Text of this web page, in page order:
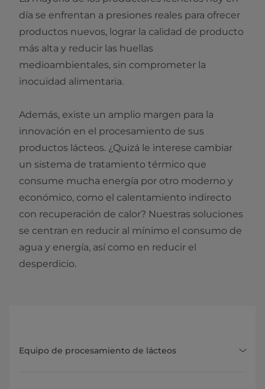
día se enfrentan a presiones reales para ofrecer
productos nuevos, lograr la calidad de producto
más alta y reducir las huellas
medioambientales, sin comprometer la
inocuidad alimentaria.
Además, existe un amplio margen para la
innovación en el procesamiento de sus
productos lácteos. ¿Quizá le interese cambiar
un sistema de tratamiento térmico que
consume mucha energía por otro moderno y
económico, como el calentamiento indirecto
con recuperación de calor? Nuestras soluciones
se centran en reducir al mínimo el consumo de
agua y energía, así como en reducir el
desperdicio.
Equipo de procesamiento de lácteos